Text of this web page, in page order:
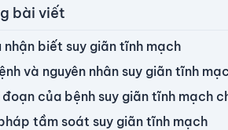
bài viết
nhận biết suy giãn tĩnh mạch
và nguyên nhân suy giãn tĩnh
của bệnh suy giãn tĩnh mạch
tầm soát suy giãn tĩnh mạch